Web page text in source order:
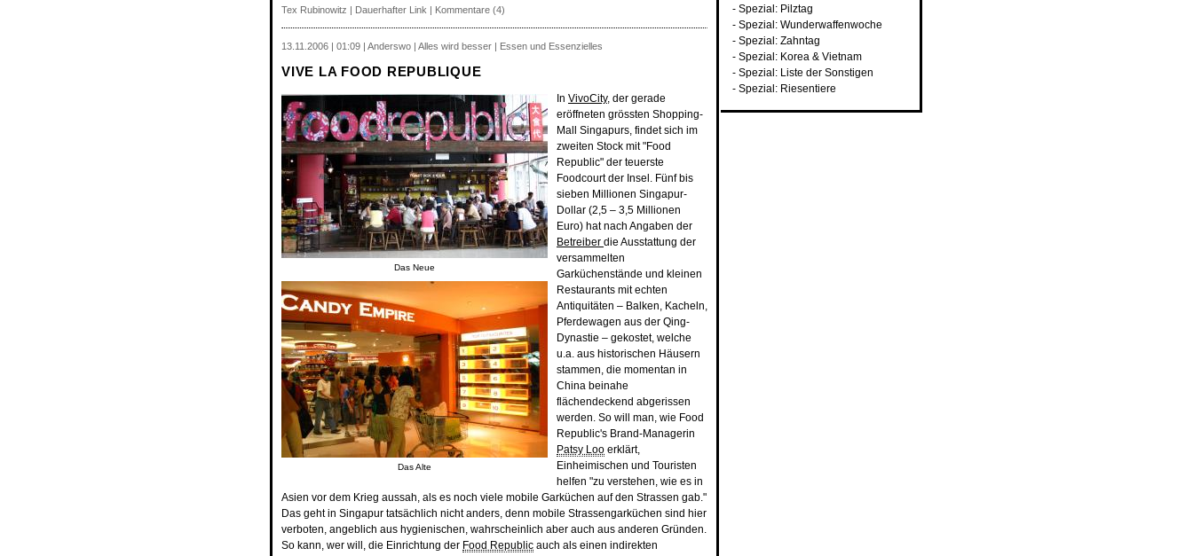
Tex Rubinowitz | Dauerhafter Link | Kommentare (4)
13.11.2006 | 01:09 | Anderswo | Alles wird besser | Essen und Essenzielles
VIVE LA FOOD REPUBLIQUE
Das Neue
Das Alte
In VivoCity, der gerade
eröffneten grössten Shopping-
Mall Singapurs, findet sich im
zweiten Stock mit "Food
Republic" der teuerste
Foodcourt der Insel. Fünf bis
sieben Millionen Singapur-
Dollar (2,5 – 3,5 Millionen
Euro) hat nach Angaben der
Betreiber die Ausstattung der
versammelten
Garküchenstände und kleinen
Restaurants mit echten
Antiquitäten – Balken, Kacheln,
Pferdewagen aus der Qing-
Dynastie – gekostet, welche
u.a. aus historischen Häusern
stammen, die momentan in
China beinahe
flächendeckend abgerissen
werden. So will man, wie Food
Republic's Brand-Managerin
Patsy Loo erklärt,
Einheimischen und Touristen
helfen "zu verstehen, wie es in
Asien vor dem Krieg aussah, als es noch viele mobile Garküchen auf den Strassen gab."
Das geht in Singapur tatsächlich nicht anders, denn mobile Strassengarküchen sind hier
verboten, angeblich aus hygienischen, wahrscheinlich aber auch aus anderen Gründen.
So kann, wer will, die Einrichtung der Food Republic auch als einen indirekten
- Spezial: Pilztag
- Spezial: Wunderwaffenwoche
- Spezial: Zahntag
- Spezial: Korea & Vietnam
- Spezial: Liste der Sonstigen
- Spezial: Riesentiere